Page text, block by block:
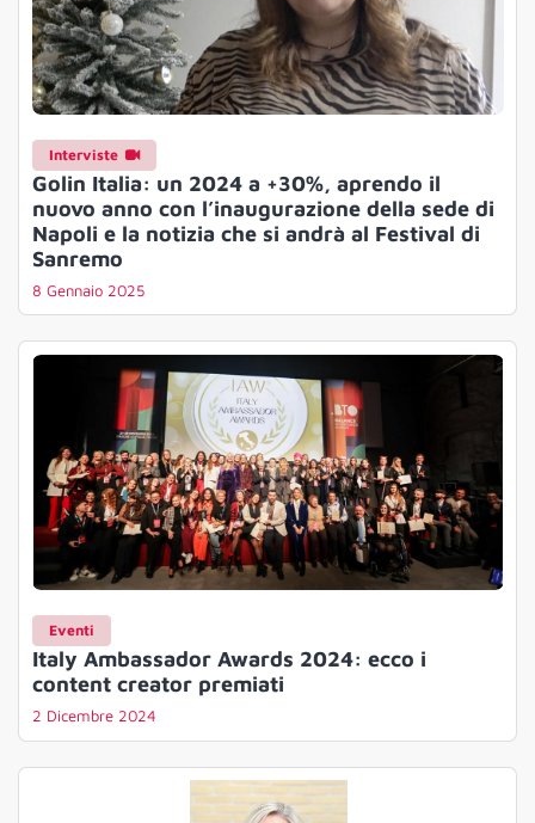
Interviste
Golin Italia: un 2024 a +30%, aprendo il
nuovo anno con l’inaugurazione della sede di
Napoli e la notizia che si andrà al Festival di
Sanremo
8 Gennaio 2025
Eventi
Italy Ambassador Awards 2024: ecco i
content creator premiati
2 Dicembre 2024